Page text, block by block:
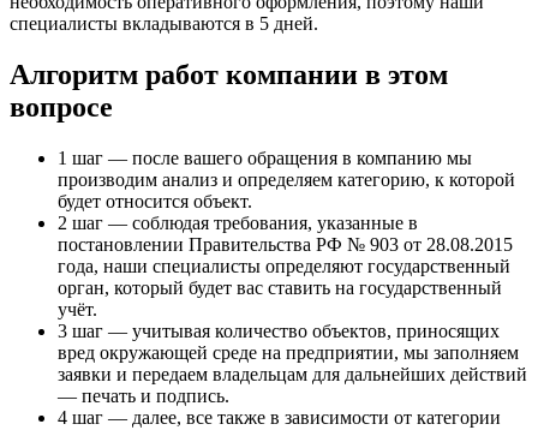
специалисты вкладываются в 5 дней.
Алгоритм работ компании в этом
вопросе
1 шаг — после вашего обращения в компанию мы
производим анализ и определяем категорию, к которой
будет относится объект.
2 шаг — соблюдая требования, указанные в
постановлении Правительства РФ № 903 от 28.08.2015
года, наши специалисты определяют государственный
орган, который будет вас ставить на государственный
учёт.
3 шаг — учитывая количество объектов, приносящих
вред окружающей среде на предприятии, мы заполняем
заявки и передаем владельцам для дальнейших действий
— печать и подпись.
4 шаг — далее, все также в зависимости от категории